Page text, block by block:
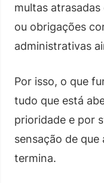
multas
ou obrigações
administrativas
Por isso, o que
tudo que está
prioridade e por
sensação de que
termina.